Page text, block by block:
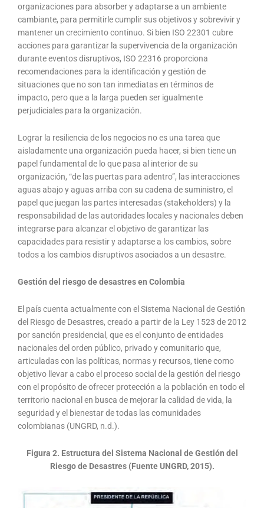
organizaciones para absorber y adaptarse a un ambiente
cambiante, para permitirle cumplir sus objetivos y sobrevivir y
mantener un crecimiento continuo. Si bien ISO 22301 cubre
acciones para garantizar la supervivencia de la organización
durante eventos disruptivos, ISO 22316 proporciona
recomendaciones para la identificación y gestión de
situaciones que no son tan inmediatas en términos de
impacto, pero que a la larga pueden ser igualmente
perjudiciales para la organización.
Lograr la resiliencia de los negocios no es una tarea que
aisladamente una organización pueda hacer, si bien tiene un
papel fundamental de lo que pasa al interior de su
organización, “de las puertas para adentro”, las interacciones
aguas abajo y aguas arriba con su cadena de suministro, el
papel que juegan las partes interesadas (stakeholders) y la
responsabilidad de las autoridades locales y nacionales deben
integrarse para alcanzar el objetivo de garantizar las
capacidades para resistir y adaptarse a los cambios, sobre
todos a los cambios disruptivos asociados a un desastre.
Gestión del riesgo de desastres en Colombia
El país cuenta actualmente con el Sistema Nacional de Gestión
del Riesgo de Desastres, creado a partir de la Ley 1523 de 2012
por sanción presidencial, que es el conjunto de entidades
nacionales del orden público, privado y comunitario que,
articuladas con las políticas, normas y recursos, tiene como
objetivo llevar a cabo el proceso social de la gestión del riesgo
con el propósito de ofrecer protección a la población en todo el
territorio nacional en busca de mejorar la calidad de vida, la
seguridad y el bienestar de todas las comunidades
colombianas (UNGRD, n.d.).
Figura 2. Estructura del Sistema Nacional de Gestión del
Riesgo de Desastres (Fuente UNGRD, 2015).